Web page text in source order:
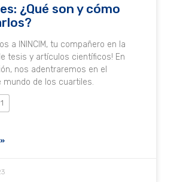
¿Qué son y cómo
a ININCIM, tu compañero en la
tesis y artículos científicos! En
nos adentraremos en el
mundo de los cuartiles.
1